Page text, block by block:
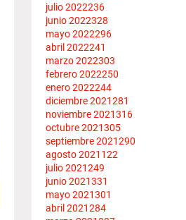
julio 2022236
junio 2022328
mayo 2022296
abril 2022241
marzo 2022303
febrero 2022250
enero 2022244
diciembre 2021281
noviembre 2021316
octubre 2021305
septiembre 2021290
agosto 2021 122
julio 2021249
junio 2021331
mayo 2021301
abril 2021284